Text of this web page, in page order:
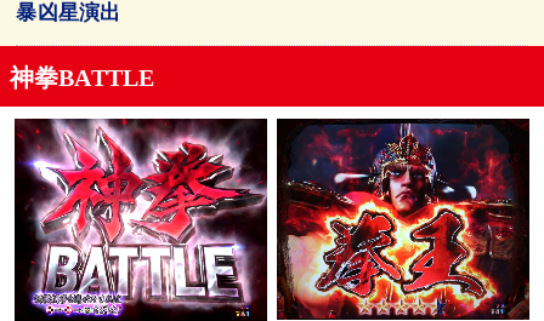
暴凶星演出
神拳BATTLE